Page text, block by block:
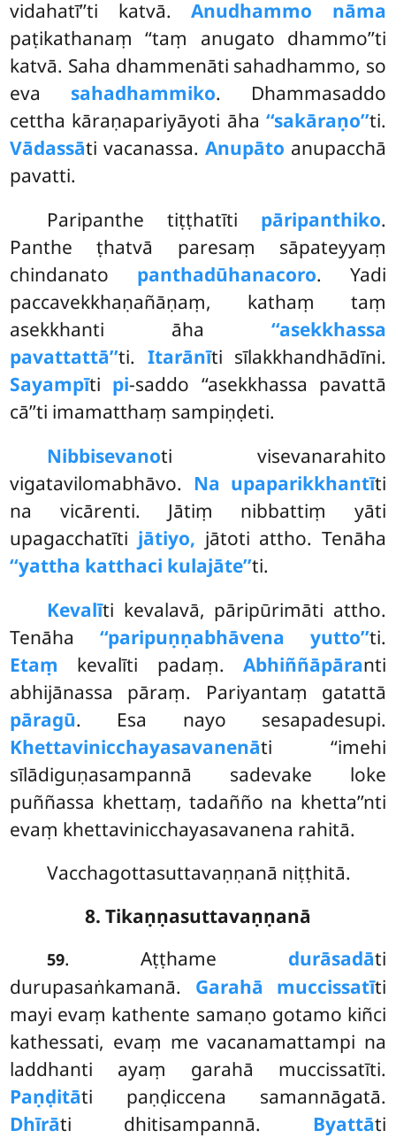
vidahatī’’ti katvā.Anudhammo nāma
paṭikathanaṃ ‘‘taṃ anugato dhammo’’ti
katvā. Saha dhammenāti sahadhammo, so
eva sahadhammiko. Dhammasaddo
cettha kāraṇapariyāyoti āha ‘‘sakāraṇo’’ti.
Vādassāti vacanassa. Anupāto anupacchā
pavatti.
Paripanthe tiṭṭhatīti pāripanthiko.
Panthe ṭhatvā paresaṃ sāpateyyaṃ
chindanato panthadūhanacoro. Yadi
paccavekkhaṇañāṇaṃ, kathaṃ taṃ
asekkhanti āha ‘‘asekkhassa
pavattattā’’ti. Itarānīti sīlakkhandhādīni.
Sayampīti pi-saddo ‘‘asekkhassa pavattā
cā’’ti imamatthaṃ sampiṇḍeti.
Nibbisevanoti visevanarahito
vigatavilomabhāvo. Na upaparikkhantīti
na vicārenti. Jātiṃ nibbattiṃ yāti
upagacchatīti jātiyo, jātoti attho. Tenāha
‘‘yattha katthaci kulajāte’’ti.
Kevalīti kevalavā, pāripūrimāti attho.
Tenāha ‘‘paripuṇṇabhāvena yutto’’ti.
Etaṃ kevalīti padaṃ. Abhiññāpāranti
abhijānassa pāraṃ. Pariyantaṃ gatattā
pāragū. Esa nayo sesapadesupi.
Khettavinicchayasavanenāti ‘‘imehi
sīlādiguṇasampannā sadevake loke
puññassa khettaṃ, tadañño na khetta’’nti
evaṃ khettavinicchayasavanena rahitā.
Vacchagottasuttavaṇṇanā niṭṭhitā.
8. Tikaṇṇasuttavaṇṇanā
59. Aṭṭhame durāsadāti
durupasaṅkamanā. Garahā muccissatīti
mayi evaṃ kathente samaṇo gotamo kiñci
kathessati, evaṃ me vacanamattampi na
laddhanti ayaṃ garahā muccissatīti.
Paṇḍitāti paṇḍiccena samannāgatā.
Dhīrāti dhitisampannā. Byattāti